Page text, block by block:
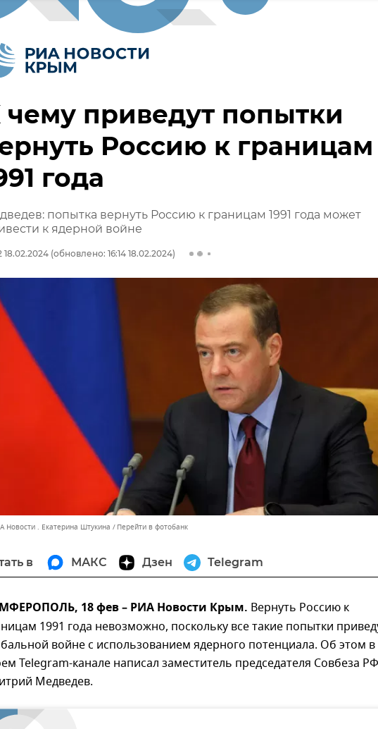
чему приведут попытки
Россию к границам
года
попытка вернуть Россию к границам 1991 года может
к ядерной войне
18.02.2024 (обновлено: 16:14 18.02.2024)
Новости . Екатерина Штукина Перейти в фотобанк
в МАКС Дзен Telegram
18 фев – РИА Новости Крым. Вернуть Россию к
1991 года невозможно, поскольку все такие попытки
войне с использованием ядерного потенциала. Об этом в
Telegram-канале написал заместитель председателя Совбеза РФ
Медведев.